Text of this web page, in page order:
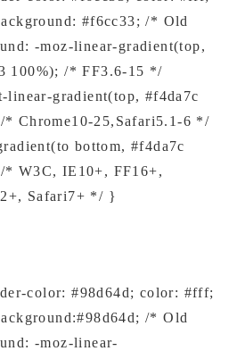
#f6cc33; /* Old
-moz-linear-gradient(top,
100%); /* FF3.6-15 */
linear-gradient(top, #f4da7c
* Chrome10-25,Safari5.1-6 */
bottom, #f4da7c
* W3C, IE10+, FF16+,
Safari7+ */ }
color: #98d64d; color: #fff;
/* Old
-moz-linear-